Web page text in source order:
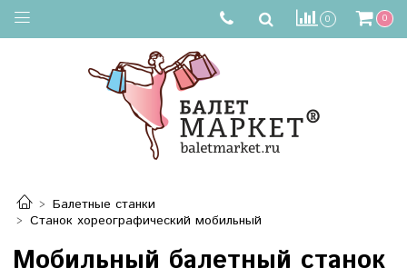
0 0
Балетные станки
Станок хореографический мобильный